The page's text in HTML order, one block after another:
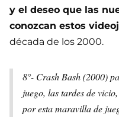
y el deseo que las
conozcan estos
década de los 2000.
8°- Crash Bash (2000)
juego, las tardes de
por esta maravilla de